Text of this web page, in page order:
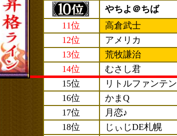
やちよ＠ちば
11位
高倉武士
12位
アメリカ
13位
荒牧謙治
14位
むさし君
15位
リトルファンテン
16位
かまQ
17位
月恋♪
18位
じぃじDE札幌